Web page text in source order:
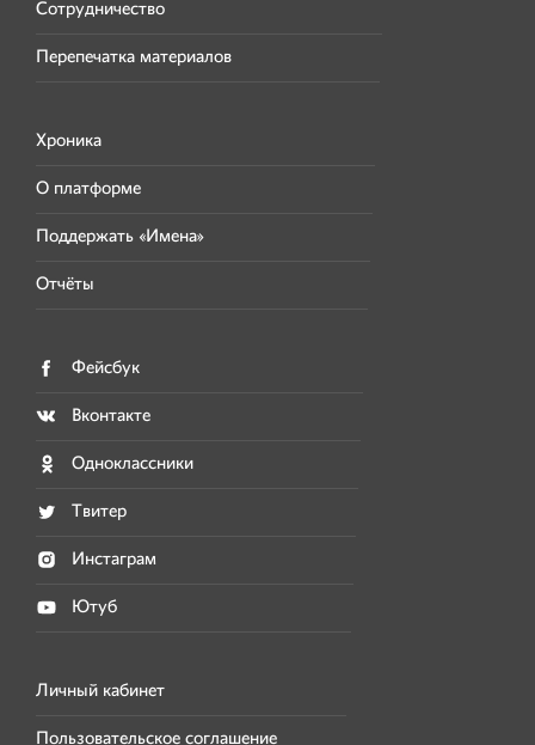
Сотрудничество
Перепечатка материалов
Хроника
О платформе
Поддержать «Имена»
Отчёты
Фейсбук
Вконтакте
Одноклассники
Твитер
Инстаграм
Ютуб
Личный кабинет
Пользовательское соглашение